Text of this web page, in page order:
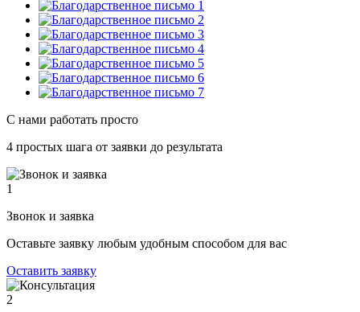
С нами работать просто
4 простых шага от заявки до результата
1
Звонок и заявка
Оставьте заявку любым удобным способом для вас
Оставить заявку
2